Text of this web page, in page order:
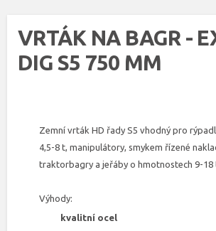
VRTÁK NA BAGR -
DIG S5 750 MM
Zemní vrták HD řady S5 vhodný pro
4,5-8 t, manipulátory, smykem řízené
traktorbagry a jeřáby o hmotnostech 9-18
Výhody:
kvalitní ocel